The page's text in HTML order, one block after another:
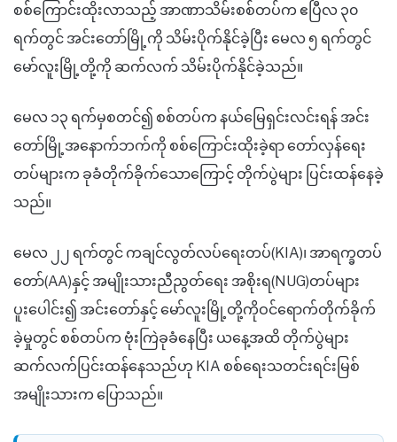
စစ်ကြောင်းထိုးလာသည့် အာဏာသိမ်းစစ်တပ်က ဧပြီလ ၃၀
ရက်တွင် အင်းတော်မြို့ကို သိမ်းပိုက်နိုင်ခဲ့ပြီး မေလ ၅ ရက်တွင်
မော်လူးမြို့တို့ကို ဆက်လက် သိမ်းပိုက်နိုင်ခဲ့သည်။
မေလ ၁၃ ရက်မှစတင်၍ စစ်တပ်က နယ်မြေရှင်းလင်းရန် အင်း
တော်မြို့အနောက်ဘက်ကို စစ်ကြောင်းထိုးခဲ့ရာ တော်လှန်ရေး
တပ်များက ခုခံတိုက်ခိုက်သောကြောင့် တိုက်ပွဲများ ပြင်းထန်နေခဲ့
သည်။
မေလ ၂၂ ရက်တွင် ကချင်လွတ်လပ်ရေးတပ်(KIA)၊ အာရက္ခတပ်
တော်(AA)နှင့် အမျိုးသားညီညွတ်ရေး အစိုးရ(NUG)တပ်များ
ပူးပေါင်း၍ အင်းတော်နှင့် မော်လူးမြို့တို့ကိုဝင်ရောက်တိုက်ခိုက်
ခဲ့မှုတွင် စစ်တပ်က ဗုံးကြဲခုခံနေပြီး ယနေ့အထိ တိုက်ပွဲများ
ဆက်လက်ပြင်းထန်နေသည်ဟု KIA စစ်ရေးသတင်းရင်းမြစ်
အမျိုးသားက ပြောသည်။